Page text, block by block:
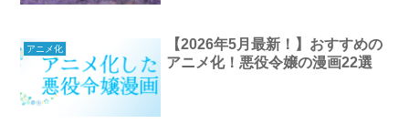
アニメ化
【2026年5月最新！】おすすめの
アニメ化！悪役令嬢の漫画22選